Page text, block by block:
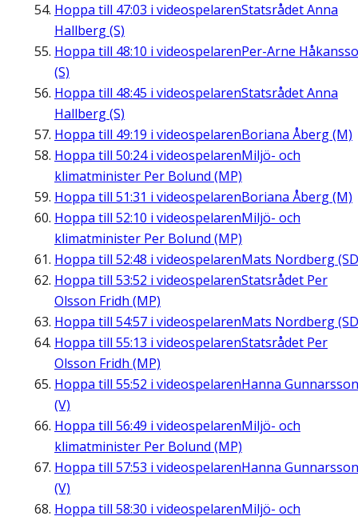
Hoppa till 47:03 i videospelarenStatsrådet Anna
Hallberg (S)
Hoppa till 48:10 i videospelarenPer-Arne
(S)
Hoppa till 48:45 i videospelarenStatsrådet Anna
Hallberg (S)
Hoppa till 49:19 i videospelarenBoriana Åberg (M)
Hoppa till 50:24i videospelarenMiljö- och
klimatminister Per Bolund (MP)
Hoppa till 51:31 i videospelarenBoriana Åberg (M)
Hoppa till 52:10 i videospelarenMiljö- och
klimatminister Per Bolund (MP)
Hoppa till 52:48 i videospelarenMats Nordberg
Hoppa till 53:52 i videospelarenStatsrådet Per
Olsson Fridh (MP)
Hoppa till 54:57 i videospelarenMats Nordberg
Hoppa till 55:13 i videospelarenStatsrådet Per
Olsson Fridh (MP)
Hoppa till 55:52 i videospelarenHanna Gunnarsson
(V)
Hoppa till 56:49 i videospelarenMiljö- och
klimatminister Per Bolund (MP)
Hoppa till 57:53 i videospelarenHanna Gunnarsson
(V)
Hoppa till 58:30 i videospelarenMiljö- och